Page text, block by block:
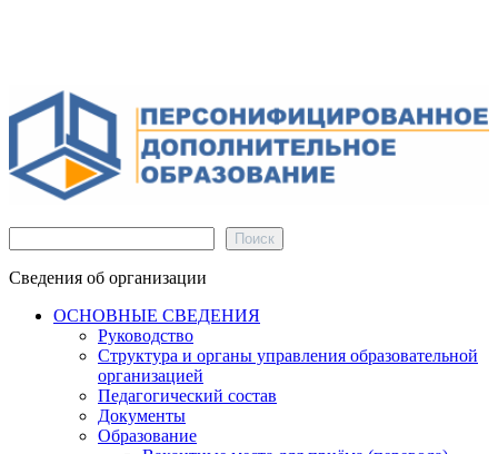
Поиск
Сведения об организации
ОСНОВНЫЕ СВЕДЕНИЯ
Руководство
Структура и органы управления образовательной
организацией
Педагогический состав
Документы
Образование